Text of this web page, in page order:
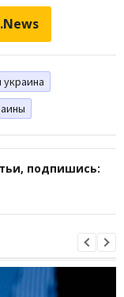
подпишись: